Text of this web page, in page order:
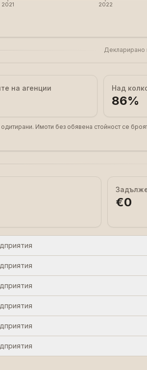
2021 2022
Декларирано
на агенции Над
86%
Имоти без обявена стойност се
€0